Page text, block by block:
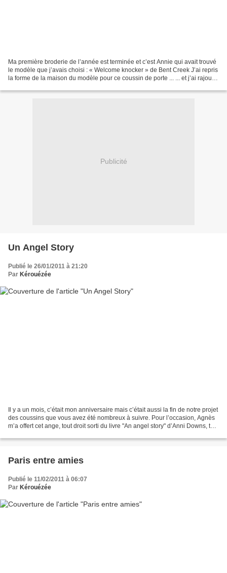
Ma première broderie de l’année est terminée et c’est Annie qui avait trouvé
le modèle que j’avais choisi : « Welcome knocker » de Bent Creek J’ai repris
la forme de la maison du modèle pour ce coussin de porte ... ... et j’ai rajouté
Publicité
Un Angel Story
Publié le 26/01/2011 à 21:20
Par Kérouézée
Il y a un mois, c’était mon anniversaire mais c’était aussi la fin de notre projet
des coussins que vous avez été nombreux à suivre. Pour l’occasion, Agnès
m’a offert cet ange, tout droit sorti du livre "An angel story" d’Anni Downs, tout
Paris entre amies
Publié le 11/02/2011 à 06:07
Par Kérouézée